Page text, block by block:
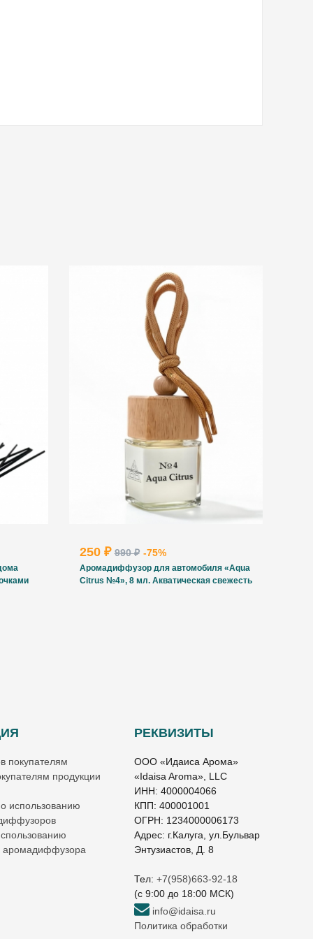
250 ₽990 ₽ -75%
Аромадиффузор для автомобиля «Aqua
Citrus №4», 8 мл. Акватическая свежесть
покупателям
продукции
использованию
аромадиффузора
РЕКВИЗИТЫ
ООО «Идаиса Арома»
«Idaisa Aroma», LLC
ИНН: 4000004066
КПП: 400001001
ОГРН: 1234000006173
Адрес: г.Калуга, ул.Бульвар
Энтузиастов, Д. 8
Тел:+7(958)663-92-18
(c 9:00 до 18:00 МСК)
info@idaisa.ru
Политика обработки